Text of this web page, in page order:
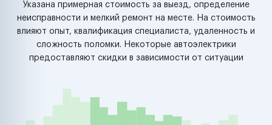
Указана примерная стоимость за выезд, определение
неисправности и мелкий ремонт на месте. На стоимость
влияют опыт, квалификация специалиста, удаленность и
сложность поломки. Некоторые автоэлектрики
предоставляют скидки в зависимости от ситуации